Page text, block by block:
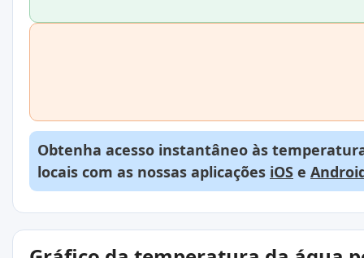
Obtenha acesso instantâneo às
locais com as nossas aplicações iOS e